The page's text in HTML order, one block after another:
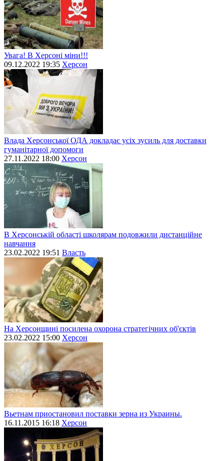
Увага! В Херсоні міни!!!
09.12.2022 19:35 Херсон
Влада Херсонської ОДА докладає усіх зусиль для доставки
гуманітарної допомоги
27.11.2022 18:00 Херсон
В Херсонській області школярам подовжили дистанційне
навчання
23.02.2022 19:51 Власть
На Херсонщині посилена охорона стратегічних об'єктів
23.02.2022 15:00 Херсон
Вьетнам приостановил поставки зерна из Украины.
16.11.2015 16:18 Херсон